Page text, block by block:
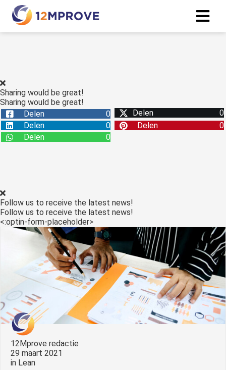
Sharing would be great!
Sharing would be great!
Delen
0 Delen
0
Delen
0 Delen
0
Delen
0
Follow us to receive the latest news!
Follow us to receive the latest news!
<:optin-form-placeholder>
12Mprove redactie
29 maart 2021
in Lean
gebruikt
deze
kan de
worden
om
te
over
van